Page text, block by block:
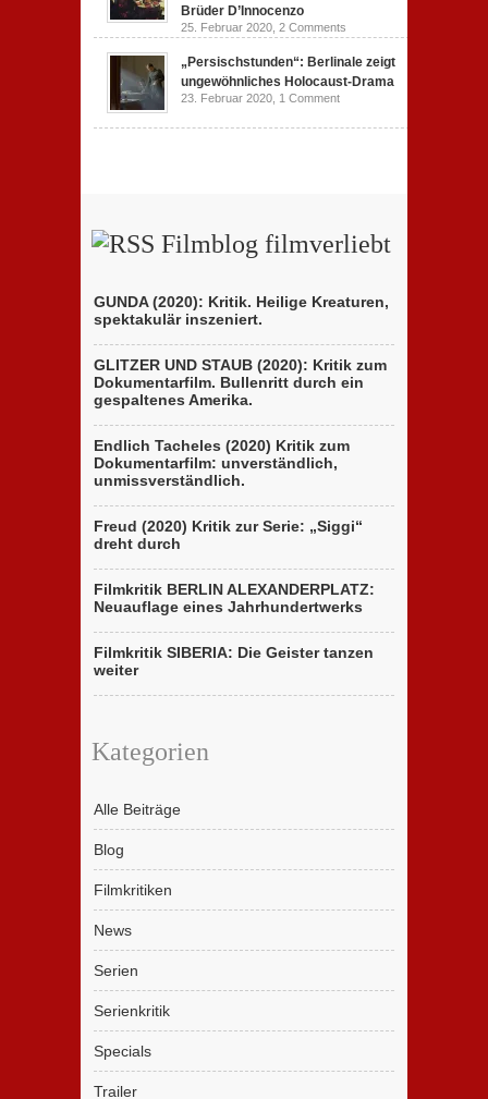
Brüder D’Innocenzo
25. Februar 2020, 2 Comments
„Persischstunden“: Berlinale zeigt
ungewöhnliches Holocaust-Drama
23. Februar 2020, 1 Comment
Filmblog filmverliebt
GUNDA (2020): Kritik. Heilige Kreaturen,
spektakulär inszeniert.
GLITZER UND STAUB (2020): Kritik zum
Dokumentarfilm. Bullenritt durch ein
gespaltenes Amerika.
Endlich Tacheles (2020) Kritik zum
Dokumentarfilm: unverständlich,
unmissverständlich.
Freud (2020) Kritik zur Serie: „Siggi“
dreht durch
Filmkritik BERLIN ALEXANDERPLATZ:
Neuauflage eines Jahrhundertwerks
Filmkritik SIBERIA: Die Geister tanzen
weiter
Kategorien
Alle Beiträge
Blog
Filmkritiken
News
Serien
Serienkritik
Specials
Trailer